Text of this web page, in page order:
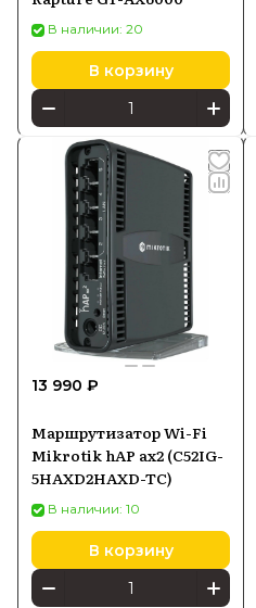
В наличии: 20
В корзину
13 990 ₽
Маршрутизатор Wi-Fi
Mikrotik hAP ax2 (C52IG-
5HAXD2HAXD-TC)
В наличии: 10
В корзину